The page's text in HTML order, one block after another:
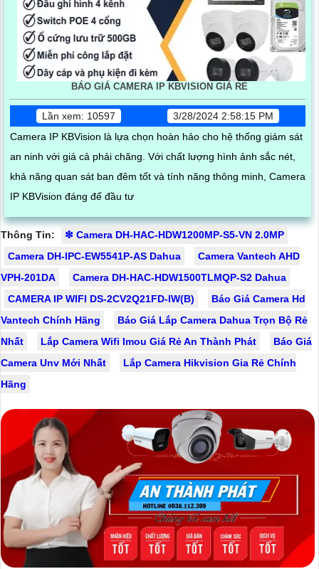
BÁO GIÁ CAMERA IP KBVISION GIÁ RÈ
Lần xem: 10597
3/28/2024 2:58:15 PM
Camera IP KBVision là lựa chọn hoàn hảo cho hệ thống giám sát
an ninh với giá cả phải chăng. Với chất lượng hình ảnh sắc nét,
khả năng quan sát ban đêm tốt và tính năng thông minh, Camera
IP KBVision đáng để đầu tư
Thông Tin:
❇ Camera DH-HAC-HDW1200MP-S5-VN 2.0MP
Camera DH-IPC-EW5541P-AS Dahua
Camera Vantech AHD
VPH-201DA
Camera DH-HAC-HDW1500TLMQP-S2 Dahua
CAMERA IP WIFI DS-2CV2Q21FD-IW(B)
Báo Giá Camera Hd
Vantech Chính Hãng
Báo Giá Lắp Camera Dahua Trọn Bộ Rẻ
Nhất
Lắp Camera Wifi Imou Giá Rẻ An Thành Phát
Báo Giá
Camera Unv Mới Nhất
Lắp Camera Hikvision Gia Rẻ Chính
Hãng